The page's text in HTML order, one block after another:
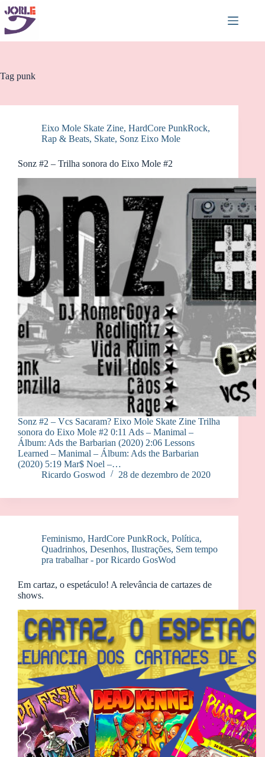
Pular
para
conteúdo
Tag punk
Eixo Mole Skate Zine, HardCore PunkRock,
Rap & Beats, Skate, Sonz Eixo Mole
Sonz #2 – Trilha sonora do Eixo Mole #2
Sonz #2 – Vcs Sacaram? Eixo Mole Skate Zine Trilha
sonora do Eixo Mole #2 0:11 Ads – Manimal –
Álbum: Ads the Barbarian (2020) 2:06 Lessons
Learned – Manimal – Álbum: Ads the Barbarian
(2020) 5:19 Mar$ Noel –…
Ricardo Goswod
28 de dezembro de 2020
Feminismo, HardCore PunkRock, Política,
Quadrinhos, Desenhos, Ilustrações, Sem tempo
pra trabalhar - por Ricardo GosWod
Em cartaz, o espetáculo! A relevância de cartazes de
shows.